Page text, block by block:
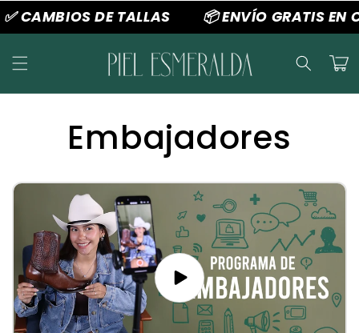
contenido
CAMBIOS DE TALLAS 📦 ENVÍO GRATIS EN
Carrito
Embajadores